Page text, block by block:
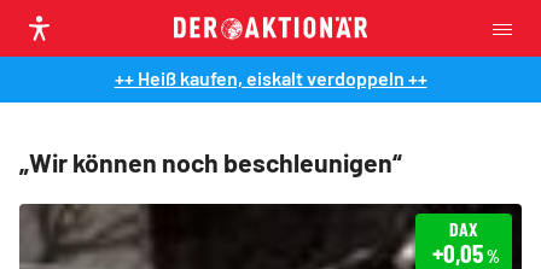
++ Heiß kaufen, eiskalt verdoppeln ++
„Wir können noch beschleunigen“
DAX
+0,05%